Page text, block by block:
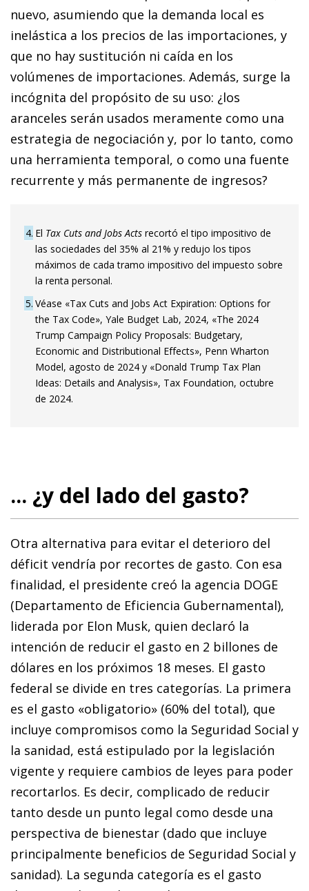
nuevo, asumiendo que la demanda local es
inelástica a los precios de las importaciones, y
que no hay sustitución ni caída en los
volúmenes de importaciones. Además, surge la
incógnita del propósito de su uso: ¿los
aranceles serán usados meramente como una
estrategia de negociación y, por lo tanto, como
una herramienta temporal, o como una fuente
recurrente y más permanente de ingresos?
4 El Tax Cuts and Jobs Acts recortó el tipo impositivo de
las sociedades del 35% al 21% y redujo los tipos
máximos de cada tramo impositivo del impuesto sobre
la renta personal.
5 Véase «Tax Cuts and Jobs Act Expiration: Options for
the Tax Code», Yale Budget Lab, 2024, «The 2024
Trump Campaign Policy Proposals: Budgetary,
Economic and Distributional Effects», Penn Wharton
Model, agosto de 2024 y «Donald Trump Tax Plan
Ideas: Details and Analysis», Tax Foundation, octubre
de 2024.
... ¿y del lado del gasto?
Otra alternativa para evitar el deterioro del
déficit vendría por recortes de gasto. Con esa
finalidad, el presidente creó la agencia DOGE
(Departamento de Eficiencia Gubernamental),
liderada por Elon Musk, quien declaró la
intención de reducir el gasto en 2 billones de
dólares en los próximos 18 meses. El gasto
federal se divide en tres categorías. La primera
es el gasto «obligatorio» (60% del total), que
incluye compromisos como la Seguridad Social y
la sanidad, está estipulado por la legislación
vigente y requiere cambios de leyes para poder
recortarlos. Es decir, complicado de reducir
tanto desde un punto legal como desde una
perspectiva de bienestar (dado que incluye
principalmente beneficios de Seguridad Social y
sanidad). La segunda categoría es el gasto